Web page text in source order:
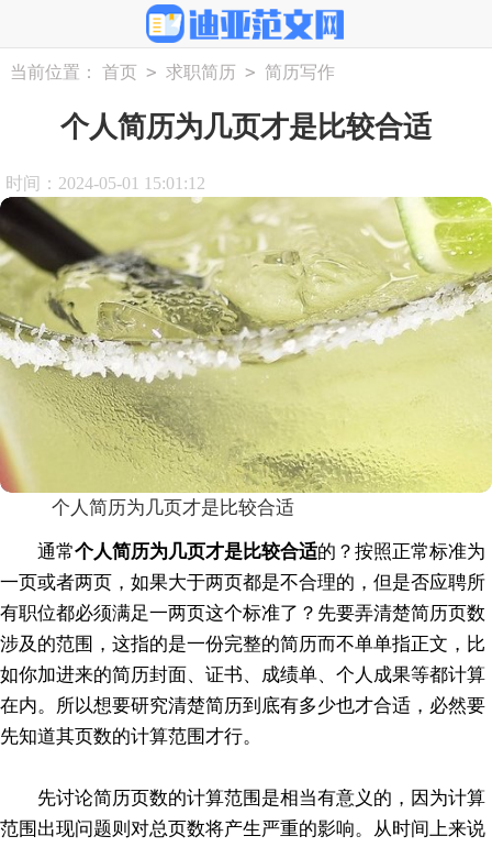
当前位置： 首页 > 求职简历 > 简历写作
个人简历为几页才是比较合适
时间：2024-05-01 15:01:12
个人简历为几页才是比较合适
通常个人简历为几页才是比较合适的？按照正常标准为
一页或者两页，如果大于两页都是不合理的，但是否应聘所
有职位都必须满足一两页这个标准了？先要弄清楚简历页数
涉及的范围，这指的是一份完整的简历而不单单指正文，比
如你加进来的简历封面、证书、成绩单、个人成果等都计算
在内。所以想要研究清楚简历到底有多少也才合适，必然要
先知道其页数的计算范围才行。
先讨论简历页数的计算范围是相当有意义的，因为计算
范围出现问题则对总页数将产生严重的影响。从时间上来说